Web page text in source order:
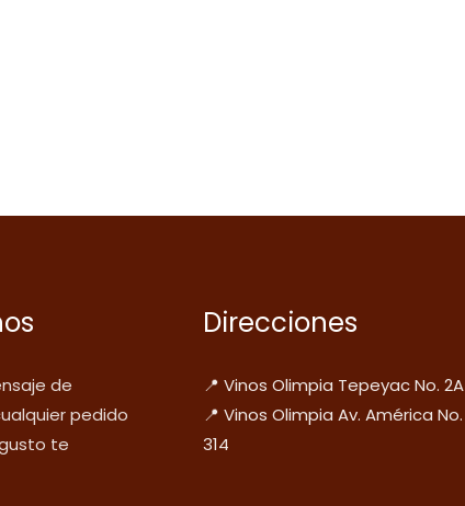
de
pedido
te
Direcciones
📍 Vinos Olimpia Tepeyac No. 2A
📍 Vinos Olimpia Av. América No.
314